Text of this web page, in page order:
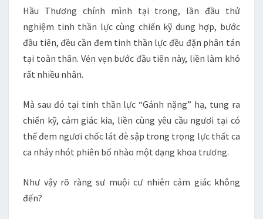
Hầu Thương chính mình tại trong, lần đầu thử
nghiệm tinh thần lực cùng chiến kỹ dung hợp, bước
đầu tiên, đều cần đem tinh thần lực đều đặn phân tán
tại toàn thân. Vẻn vẹn bước đầu tiên này, liền làm khó
rất nhiều nhân.
Mà sau đó tại tinh thần lực “Gánh nặng” hạ, tung ra
chiến kỹ, cảm giác kia, liền cùng yêu cầu ngươi tại có
thể đem ngươi chốc lát đè sập trong trọng lực thất ca
ca nhảy nhót phiên bổ nhào một dạng khoa trương.
Như vậy rõ ràng sư muội cư nhiên cảm giác không
đến?